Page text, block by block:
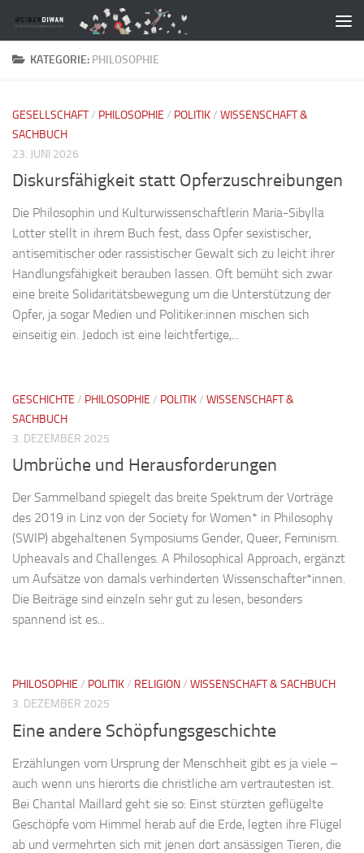
Zum Inhalt springen
KATEGORIE: PHILOSOPHIE
GESELLSCHAFT/ PHILOSOPHIE / POLITIK/ WISSENSCHAFT &
SACHBUCH
23. JUNI 2026
Diskursfähigkeit statt Opferzuschreibungen
Die Philosophin und Kulturwissenschaftlerin Maria-Sibylla
Lotter stellt in ihrem Buch fest, dass Opfer sexistischer,
antisemitischer oder rassistischer Gewalt sich zu leicht ihrer
Handlungsfähigkeit berauben lassen. Oft bemüht sich zwar
eine breite Solidaritätsbewegung um die Unterstützung der
Opfer, ja sogar Medien und Politiker:innen mischen sich
einseitig ein. Jedoch ist eine leichtfertige,...
GESCHICHTE / PHILOSOPHIE / POLITIK/ WISSENSCHAFT &
SACHBUCH
3. DEZEMBER 2025
Umbrüche und Herausforderungen
Der Sammelband spiegelt das breite Spektrum der Vorträge
des 2019 in Linz von der Society for Women* in Philosophy
(SWIP) abgehaltenen Symposiums Gender, Queer, Feminism.
Upheavals and Challenges. A Philosophical Approach, ergänzt
um Aufsätze von damals verhinderten Wissenschafter*innen.
Die Beiträge sind einzeln sehr gut zu lesen, besonders
spannend ist es...
PHILOSOPHIE / POLITIK/ RELIGION/ WISSENSCHAFT & SACHBUCH
3. DEZEMBER 2025
Eine andere Schöpfungsgeschichte
Erzählungen vom Ursprung der Menschheit gibt es ja viele –
auch wenn uns hierorts die christliche am vertrautesten ist.
Bei Chantal Maillard geht sie so: Einst stürzten geflügelte
Geschöpfe vom Himmel herab auf die Erde, legten ihre Flügel
ab und vermehrten sich mit jenen dort ansässigen Tieren, die